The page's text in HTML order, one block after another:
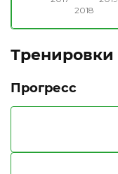
2018
Тренировки
Прогресс